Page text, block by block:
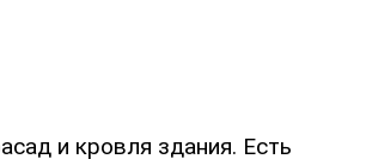
и кровля здания. Есть